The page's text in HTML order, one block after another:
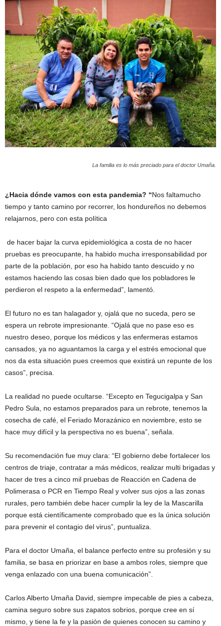
La familia es lo más preciado para el doctor Umaña.
¿Hacia dónde vamos con esta pandemia? “Nos faltamucho
tiempo y tanto camino por recorrer, los hondureños no debemos
relajarnos, pero con esta política
de hacer bajar la curva epidemiológica a costa de no hacer
pruebas es preocupante, ha habido mucha irresponsabilidad por
parte de la población, por eso ha habido tanto descuido y no
estamos haciendo las cosas bien dado que los pobladores le
perdieron el respeto a la enfermedad”, lamentó.
El futuro no es tan halagador y, ojalá que no suceda, pero se
espera un rebrote impresionante. “Ojalá que no pase eso es
nuestro deseo, porque los médicos y las enfermeras estamos
cansados, ya no aguantamos la carga y el estrés emocional que
nos da esta situación pues creemos que existirá un repunte de los
casos”, precisa.
La realidad no puede ocultarse. “Excepto en Tegucigalpa y San
Pedro Sula, no estamos preparados para un rebrote, tenemos la
cosecha de café, el Feriado Morazánico en noviembre, esto se
hace muy difícil y la perspectiva no es buena”, señala.
Su recomendación fue muy clara: “El gobierno debe fortalecer los
centros de triaje, contratar a más médicos, realizar multi brigadas y
hacer de tres a cinco mil pruebas de Reacción en Cadena de
Polimerasa o PCR en Tiempo Real y volver sus ojos a las zonas
rurales, pero también debe hacer cumplir la ley de la Mascarilla
porque está científicamente comprobado que es la única solución
para prevenir el contagio del virus”, puntualiza.
Para el doctor Umaña, el balance perfecto entre su profesión y su
familia, se basa en priorizar en base a ambos roles, siempre que
venga enlazado con una buena comunicación”.
Carlos Alberto Umaña David, siempre impecable de pies a cabeza,
camina seguro sobre sus zapatos sobrios, porque cree en sí
mismo, y tiene la fe y la pasión de quienes conocen su camino y